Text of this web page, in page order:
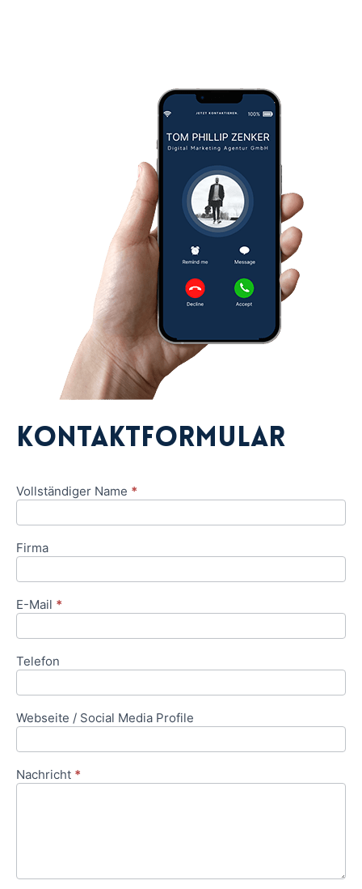
Kontaktformular
Social
Vollständiger Name *
Firma
E-Mail *
Telefon
Webseite / Social Media Profile
Nachricht *